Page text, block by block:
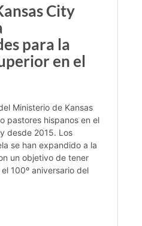
City
para la
en el
Ministerio de Kansas
pastores hispanos en el
desde 2015. Los
se han expandido a la
un objetivo de tener
100º aniversario del